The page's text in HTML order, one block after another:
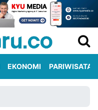
EKONOMI PARIWISATA